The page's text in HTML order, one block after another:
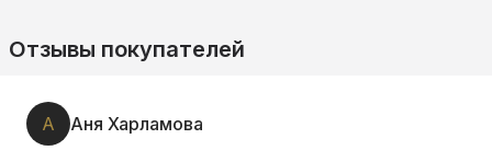
Отзывы покупателей
А Аня Харламова